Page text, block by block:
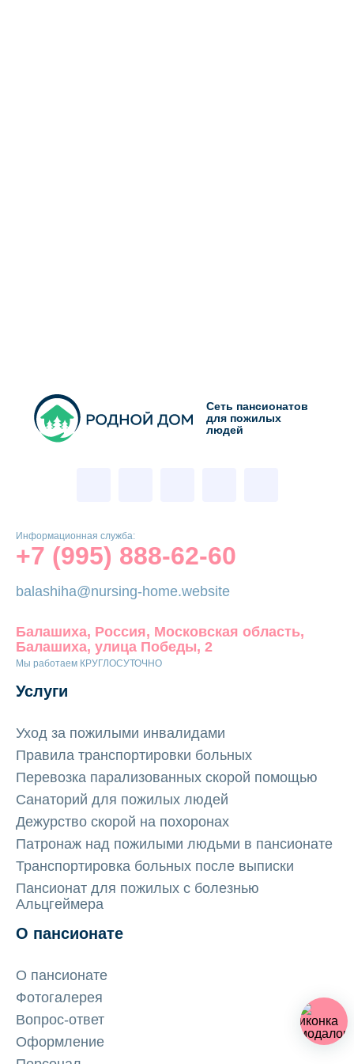
Сеть пансионатов
для пожилых
людей
Информационная служба:
+7 (995) 888-62-60
balashiha@nursing-home.website
Балашиха, Россия, Московская область,
Балашиха, улица Победы, 2
Мы работаем КРУГЛОСУТОЧНО
Услуги
Уход за пожилыми инвалидами
Правила транспортировки больных
Перевозка парализованных скорой помощью
Санаторий для пожилых людей
Дежурство скорой на похоронах
Патронаж над пожилыми людьми в пансионате
Транспортировка больных после выписки
Пансионат для пожилых с болезнью
Альцгеймера
О пансионате
О пансионате
Фотогалерея
Вопрос-ответ
Оформление